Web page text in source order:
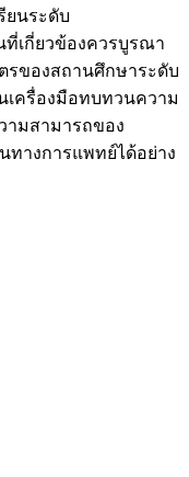
นระดับ
เกี่ยวข้องควรบูรณา
รของสถานศึกษาระดับ
เครื่องมือทบทวนความ
ามสามารถของ
ทางการแพทย์ได้อย่าง